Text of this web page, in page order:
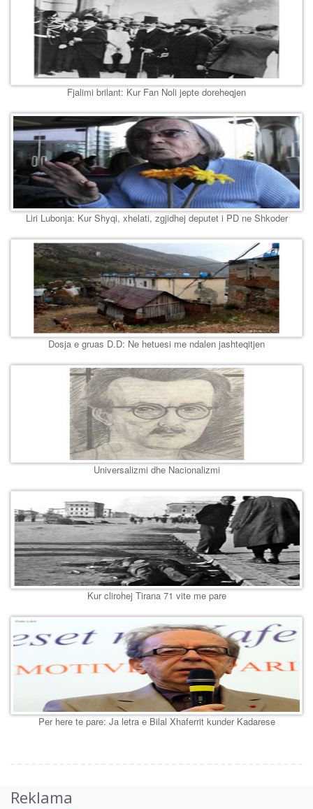
Fjalimi brilant: Kur Fan Noli jepte doreheqjen
Liri Lubonja: Kur Shyqi, xhelati, zgjidhej deputet i PD ne Shkoder
Dosja e gruas D.D: Ne hetuesi me ndalen jashteqitjen
Universalizmi dhe Nacionalizmi
Kur clirohej Tirana 71 vite me pare
Per here te pare: Ja letra e Bilal Xhaferrit kunder Kadarese
Reklama